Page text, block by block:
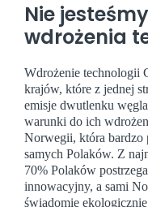
Nie
wdrożenia
Wdrożenie technologii
krajów, które z jednej
emisje dwutlenku
warunki do ich
Norwegii, która bardzo
samych Polaków. Z
70% Polaków
innowacyjny, a sami
świadomie ekologicznie